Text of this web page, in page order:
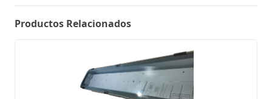
Productos Relacionados